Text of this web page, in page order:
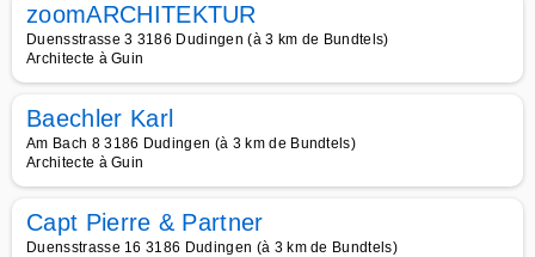
zoomARCHITEKTUR
Duensstrasse 3 3186 Dudingen (à 3 km de Bundtels)
Architecte à Guin
Baechler Karl
Am Bach 8 3186 Dudingen (à 3 km de Bundtels)
Architecte à Guin
Capt Pierre & Partner
Duensstrasse 16 3186 Dudingen (à 3 km de Bundtels)